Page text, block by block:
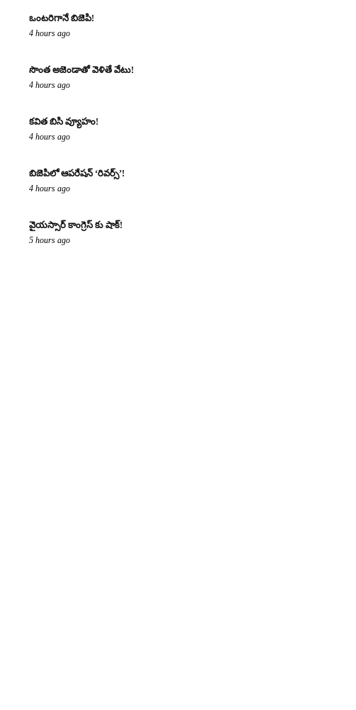
ఒంటరిగానే బిజెపి!
4 hours ago
సొంత అజెండాతో వెళితే వేటు!
4 hours ago
కవిత బిసి వ్యూహం!
4 hours ago
బిజెపిలో ఆపరేషన్ ‘రివర్స్’!
4 hours ago
వైయస్సార్ కాంగ్రెస్ కు షాక్!
5 hours ago